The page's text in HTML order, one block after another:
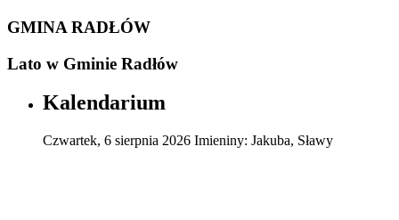
GMINA RADŁÓW
Lato w Gminie Radłów
Kalendarium
Czwartek, 6 sierpnia 2026 Imieniny: Jakuba, Sławy